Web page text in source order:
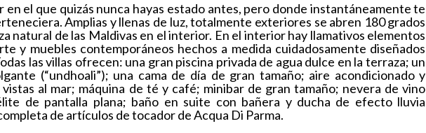
en el que quizás nunca hayas estado antes, pero donde instantáneamente te
Amplias y llenas de luz, totalmente exteriores se abren 180 grados
natural de las Maldivas en el interior. En el interior hay llamativos elementos
y muebles contemporáneos hechos a medida cuidadosamente diseñados
las villas ofrecen: una gran piscina privada de agua dulce en la terraza; un
(“undhoali”); una cama de día de gran tamaño; aire acondicionado y
al mar; máquina de té y café; minibar de gran tamaño; nevera de vino
de pantalla plana; baño en suite con bañera y ducha de efecto lluvia
de artículos de tocador de Acqua Di Parma.